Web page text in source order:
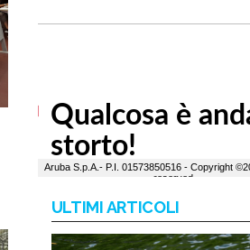
ULTIMI ARTICOLI